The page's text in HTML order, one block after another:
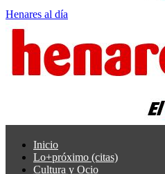
Henares al día
Inicio
Lo+próximo (citas)
Cultura y Ocio